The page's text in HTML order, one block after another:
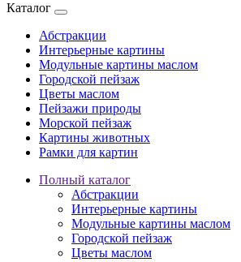
Каталог
Абстракции
Интерьерные картины
Модульные картины маслом
Городской пейзаж
Цветы маслом
Пейзажи природы
Морской пейзаж
Картины животных
Рамки для картин
Полный каталог
Абстракции
Интерьерные картины
Модульные картины маслом
Городской пейзаж
Цветы маслом